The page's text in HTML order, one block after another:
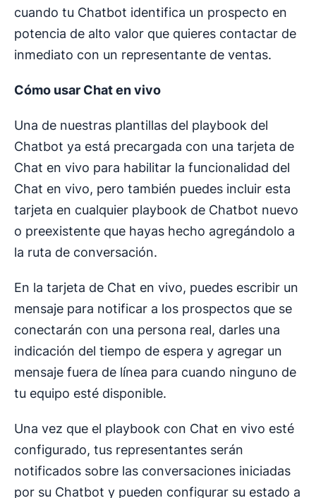
cuando tu Chatbot identifica un prospecto en
potencia de alto valor que quieres contactar de
inmediato con un representante de ventas.
Cómo usar Chat en vivo
Una de nuestras plantillas del playbook del
Chatbot ya está precargada con una tarjeta de
Chat en vivo para habilitar la funcionalidad del
Chat en vivo, pero también puedes incluir esta
tarjeta en cualquier playbook de Chatbot nuevo
o preexistente que hayas hecho agregándolo a
la ruta de conversación.
En la tarjeta de Chat en vivo, puedes escribir un
mensaje para notificar a los prospectos que se
conectarán con una persona real, darles una
indicación del tiempo de espera y agregar un
mensaje fuera de línea para cuando ninguno de
tu equipo esté disponible.
Una vez que el playbook con Chat en vivo esté
configurado, tus representantes serán
notificados sobre las conversaciones iniciadas
por su Chatbot y pueden configurar su estado a